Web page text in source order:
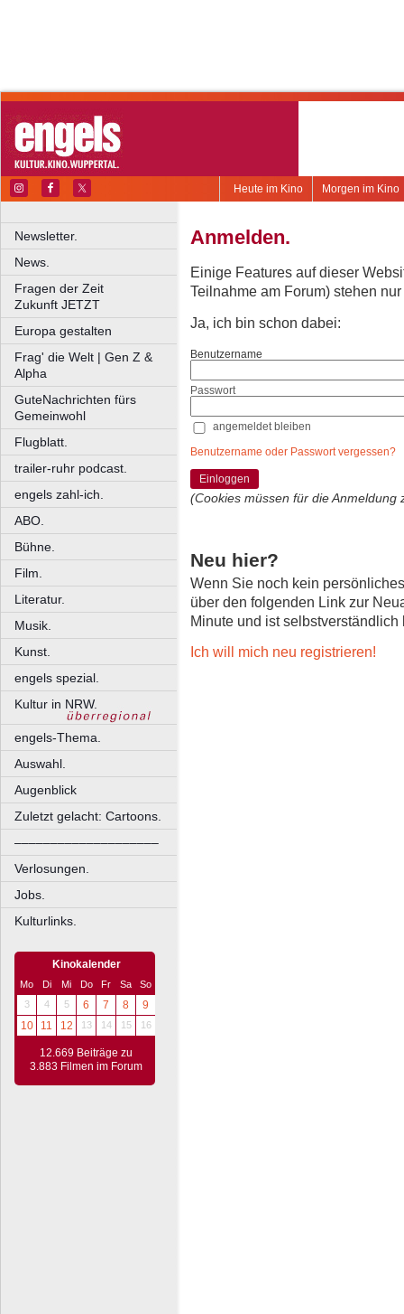
Morgen im Kino
Heute im Kino
Newsletter.
News.
Fragen der Zeit
Zukunft JETZT
Europa gestalten
Frag' die Welt | Gen Z &
Alpha
GuteNachrichten fürs
Gemeinwohl
Flugblatt.
trailer-ruhr podcast.
engels zahl-ich.
ABO.
Bühne.
Film.
Literatur.
Musik.
Kunst.
engels spezial.
Kultur in NRW.
engels-Thema.
Auswahl.
Augenblick
Zuletzt gelacht: Cartoons.
––––––––––––––––––––
Verlosungen.
Jobs.
Kulturlinks.
Kinokalender
Mo Di Mi Do Fr Sa
So
3
4 5 6 7 8
9
10
11 12 13 14 15 16
12.669 Beiträge zu
3.883 Filmen im Forum
Anmelden.
Einige Features auf dieser
Teilnahme am Forum) stehen
Ja, ich bin schon dabei:
Benutzername
Passwort
angemeldet bleiben
Benutzername oder Passwort vergessen?
Einloggen
(Cookies müssen für die Anmeldung
Neu hier?
Wenn Sie noch kein
über den folgenden Link zur
Minute und ist selbstverständlich
Ich will mich neu registrieren!